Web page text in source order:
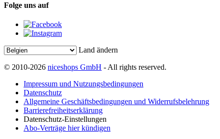
Folge uns auf
Land ändern
© 2010-2026 niceshops GmbH - All rights reserved.
Impressum und Nutzungsbedingungen
Datenschutz
Allgemeine Geschäftsbedingungen und Widerrufsbelehrung
Barrierefreiheitserklärung
Datenschutz-Einstellungen
Abo-Verträge hier kündigen